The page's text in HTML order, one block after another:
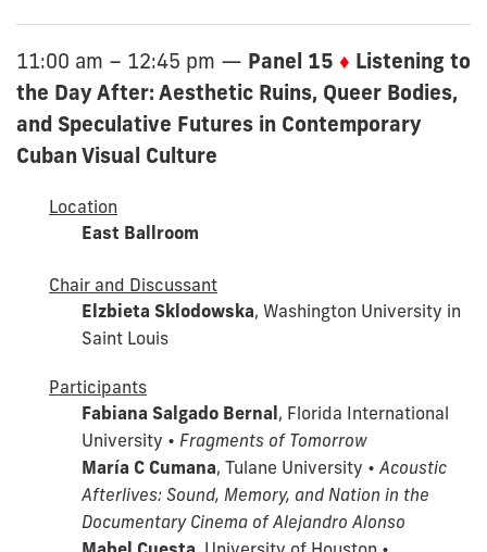
11:00 am – 12:45 pm — Panel 15 ♦ Listening to
the Day After: Aesthetic Ruins, Queer Bodies,
and Speculative Futures in Contemporary
Cuban Visual Culture
Location
East Ballroom
Chair and Discussant
Elzbieta Sklodowska, Washington University in
Saint Louis
Participants
Fabiana Salgado Bernal, Florida International
University • Fragments of Tomorrow
María C Cumana, Tulane University • Acoustic
Afterlives: Sound, Memory, and Nation in the
Documentary Cinema of Alejandro Alonso